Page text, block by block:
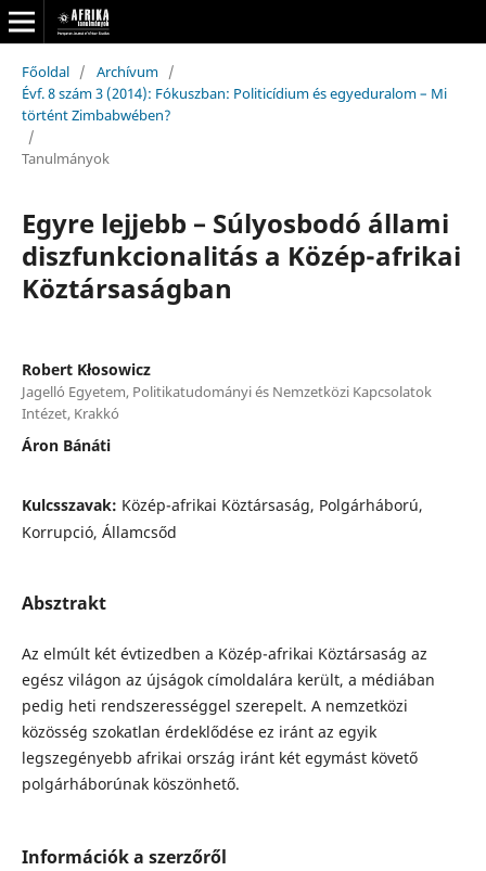
Főoldal / Archívum /
Évf. 8 szám 3 (2014): Fókuszban: Politicídium és egyeduralom – Mi
történt Zimbabwében?
/
Tanulmányok
Egyre lejjebb – Súlyosbodó állami
diszfunkcionalitás a Közép-afrikai
Köztársaságban
Robert Kłosowicz
Jagelló Egyetem, Politikatudományi és Nemzetközi Kapcsolatok
Intézet, Krakkó
Áron Bánáti
Kulcsszavak: Közép-afrikai Köztársaság, Polgárháború,
Korrupció, Államcsőd
Absztrakt
Az elmúlt két évtizedben a Közép-afrikai Köztársaság az
egész világon az újságok címoldalára került, a médiában
pedig heti rendszerességgel szerepelt. A nemzetközi
közösség szokatlan érdeklődése ez iránt az egyik
legszegényebb afrikai ország iránt két egymást követő
polgárháborúnak köszönhető.
Információk a szerzőről